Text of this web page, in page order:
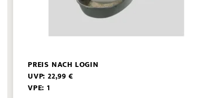
PREIS NACH LOGIN
UVP: 22,99 €
VPE: 1